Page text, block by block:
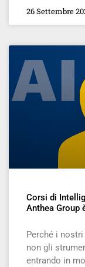
26 Settembre
Corsi di
Anthea Group
Perché i
non gli
entrando in